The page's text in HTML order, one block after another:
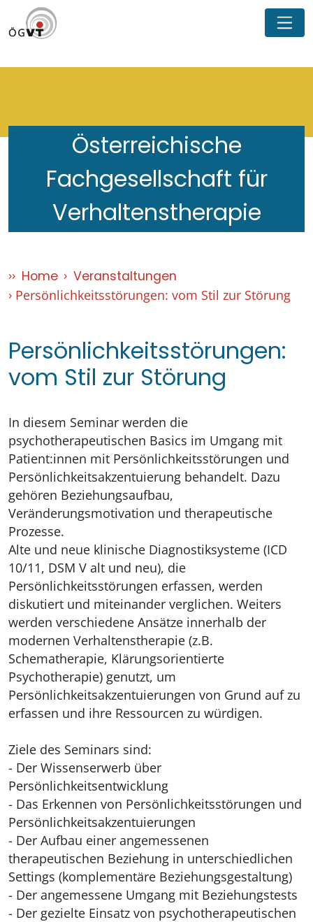
Österreichische
Fachgesellschaft für
Verhaltenstherapie
Home
Veranstaltungen
Persönlichkeitsstörungen: vom Stil zur Störung
Persönlichkeitsstörungen:
vom Stil zur Störung
In diesem Seminar werden die
psychotherapeutischen Basics im Umgang mit
Patient:innen mit Persönlichkeitsstörungen und
Persönlichkeitsakzentuierung behandelt. Dazu
gehören Beziehungsaufbau,
Veränderungsmotivation und therapeutische
Prozesse.
Alte und neue klinische Diagnostiksysteme (ICD
10/11, DSM V alt und neu), die
Persönlichkeitsstörungen erfassen, werden
diskutiert und miteinander verglichen. Weiters
werden verschiedene Ansätze innerhalb der
modernen Verhaltenstherapie (z.B.
Schematherapie, Klärungsorientierte
Psychotherapie) genutzt, um
Persönlichkeitsakzentuierungen von Grund auf zu
erfassen und ihre Ressourcen zu würdigen.
Ziele des Seminars sind:
- Der Wissenserwerb über
Persönlichkeitsentwicklung
- Das Erkennen von Persönlichkeitsstörungen und
Persönlichkeitsakzentuierungen
- Der Aufbau einer angemessenen
therapeutischen Beziehung in unterschiedlichen
Settings (komplementäre Beziehungsgestaltung)
- Der angemessene Umgang mit Beziehungstests
- Der gezielte Einsatz von psychotherapeutischen